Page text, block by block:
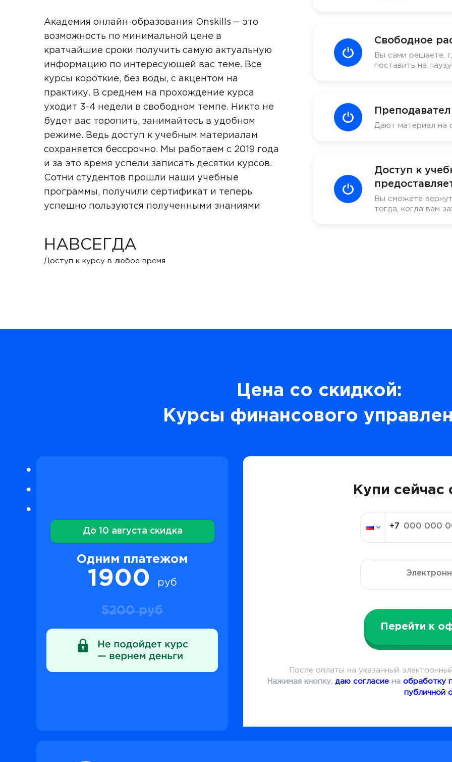
Академия онлайн-образования Onskills ‒ это
возможность по минимальной цене в
кратчайшие сроки получить самую актуальную
информацию по интересующей вас теме. Все
курсы короткие, без воды, с акцентом на
практику. В среднем на прохождение курса
уходит 3-4 недели в свободном темпе. Никто не
будет вас торопить, занимайтесь в удобном
режиме. Ведь доступ к учебным материалам
сохраняется бессрочно. Мы работаем с 2019 года
и за это время успели записать десятки курсов.
Сотни студентов прошли наши учебные
программы, получили сертификат и теперь
успешно пользуются полученными знаниями
НАВСЕГДА
Доступ к курсу в любое время
Свободное
Вы сами решаете,
поставить на
Дают материал на
Доступ к
Вы сможете
тогда, когда вам
Цена со скидкой:
Курсы финансового
До 10 августа скидка
Одним платежом
1900 руб
5200 руб
Купи сейчас
Перейти к
После оплаты на указанный
Нажимая кнопку, даю согласиена обработку
публичной